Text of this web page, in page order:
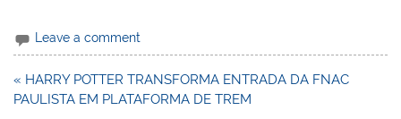
Leave a comment
Navegação
de
« HARRY POTTER TRANSFORMA ENTRADA DA FNAC
PAULISTA EM PLATAFORMA DE TREM